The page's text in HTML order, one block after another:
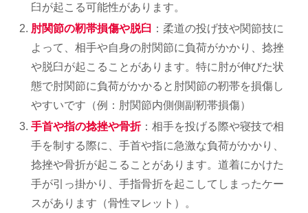
臼が起こる可能性があります。
肘関節の靭帯損傷や脱臼 ：柔道の投げ技や関節技に
よって、相手や自身の肘関節に負荷がかかり、捻挫
や脱臼が起こることがあります。特に肘が伸びた状
態で肘関節に負荷がかかると肘関節の靭帯を損傷し
やすいです（例：肘関節内側側副靭帯損傷）
手首や指の捻挫や骨折：相手を投げる際や寝技で相
手を制する際に、手首や指に急激な負荷がかかり、
捻挫や骨折が起こることがあります。道着にかけた
手が引っ掛かり、手指骨折を起こしてしまったケー
スがあります（骨性マレット）。